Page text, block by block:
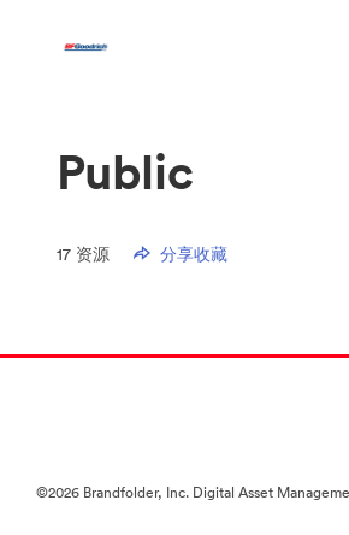
Public
17 资源 分享收藏
©2026 Brandfolder, Inc. Digital Asset